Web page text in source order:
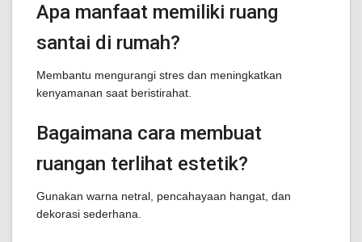
Apa manfaat memiliki ruang
santai di rumah?
Membantu mengurangi stres dan meningkatkan
kenyamanan saat beristirahat.
Bagaimana cara membuat
ruangan terlihat estetik?
Gunakan warna netral, pencahayaan hangat, dan
dekorasi sederhana.